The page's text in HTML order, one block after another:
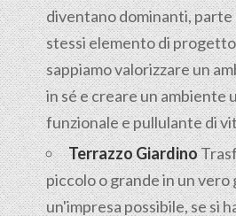
diventano dominanti, parte
stessi elemento di
sappiamo valorizzare un
in sé e creare un ambiente
funzionale e pullulante di
Terrazzo Giardino
piccolo o grande in un vero
un'impresa possibile, se si